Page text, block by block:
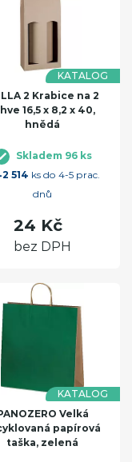
KATALOG
2 Krabice na 2
16,5 x 8,2 x 40,
hnědá
Skladem 96 ks
514 ks do 4-5 prac.
dnů
24 Kč
bez DPH
KATALOG
Velká
papírová
taška, zelená